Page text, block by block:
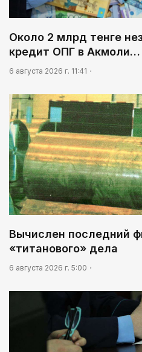
Около 2 млрд тенге
кредит ОПГ в Акмоли…
6 августа 2026 г. 11:41
Вычислен последний
«титанового» дела
6 августа 2026 г. 5:00